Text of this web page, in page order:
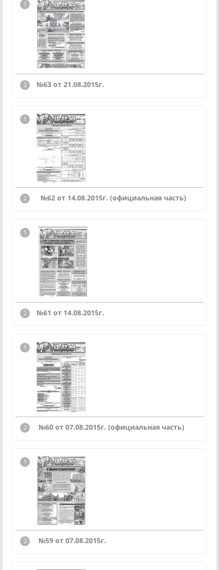
№63 от 21.08.2015г.
№62 от 14.08.2015г. (официальная часть)
№61 от 14.08.2015г.
№60 от 07.08.2015г. (официальная часть)
№59 от 07.08.2015г.